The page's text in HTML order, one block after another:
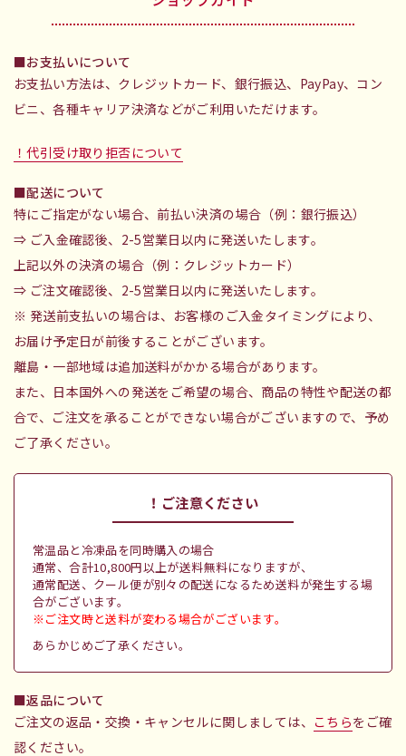
お支払いについて
お支払い方法は、クレジットカード、銀行振込、PayPay、コン
ビニ、各種キャリア決済などがご利用いただけます。
！代引受け取り拒否について
配送について
特にご指定がない場合、前払い決済の場合（例：銀行振込）
⇒ ご入金確認後、2-5営業日以内に発送いたします。
上記以外の決済の場合（例：クレジットカード）
⇒ ご注文確認後、2-5営業日以内に発送いたします。
※ 発送前支払いの場合は、お客様のご入金タイミングにより、
お届け予定日が前後することがございます。
離島・一部地域は追加送料がかかる場合があります。
また、日本国外への発送をご希望の場合、商品の特性や配送の都
合で、ご注文を承ることができない場合がございますので、予め
ご了承ください。
！ご注意ください
常温品と冷凍品を同時購入の場合
通常、合計10,800円以上が送料無料になりますが、
通常配送、クール便が別々の配送になるため送料が発生する場
合がございます。
※ご注文時と送料が変わる場合がございます。
あらかじめご了承ください。
返品について
ご注文の返品・交換・キャンセルに関しましては、 こちらをご確
認ください。